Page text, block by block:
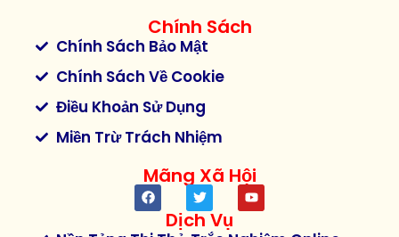
Chính Sách
Chính Sách Bảo Mật
Chính Sách Về Cookie
Điều Khoản Sử Dụng
Miền Trừ Trách Nhiệm
Mãng Xã Hội
Dịch Vụ